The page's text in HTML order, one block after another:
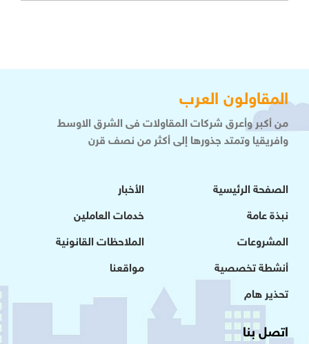
المقاولون العرب
من أكبر وأعرق شركات المقاولات فى الشرق الاوسط
وافريقيا وتمتد جذورها إلى أكثر من نصف قرن
الصفحة الرئيسية
نبذة عامة
المشروعات
أنشطة تخصصية
تحذير هام
الأخبار
خدمات العاملين
الملاحظات القانونية
مواقعنا
اتصل بنا